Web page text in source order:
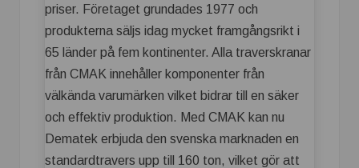
priser. Företaget grundades 1977 och
produkterna säljs idag mycket framgångsrikt i
65 länder på fem kontinenter. Alla traverskranar
från CMAK innehåller komponenter från
välkända varumärken vilket bidrar till en säker
och effektiv produktion. Med CMAK kan nu
Dematek erbjuda den svenska marknaden en
standardtravers upp till 160 ton, vilket gör att